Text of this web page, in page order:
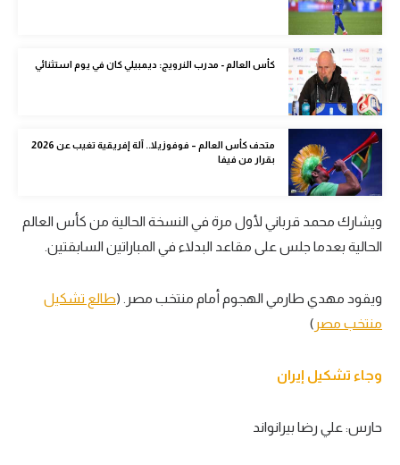
الوطن العربي
في المونديال
رياضة نسائية
أمريكا
ركن الألعاب
أقسام خاصة
ميركاتو
تحليل في الجول
كأس العالم - مدرب النرويج: ديمبيلي كان في يوم استثنائي
متحف كأس العالم – فوفوزيلا.. آلة إفريقية تغيب عن 2026
بقرار من فيفا
ويشارك محمد قرباني لأول مرة في النسخة الحالية من كأس العالم
الحالية بعدما جلس على مقاعد البدلاء في المباراتين السابقتين.
ويقود مهدي طارمي الهجوم أمام منتخب مصر. (طالع تشكيل
منتخب مصر )
وجاء تشكيل إيران
حارس: علي رضا بيرانواند